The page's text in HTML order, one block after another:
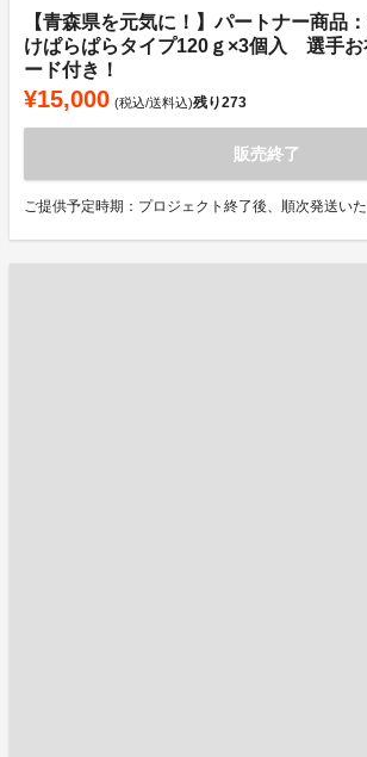
【青森県を元気に！】パートナー商品
けぱらぱらタイプ120ｇ×3個入 選手お
ード付き！
¥15,000 (税込/送料込)残り273
販売終了
ご提供予定時期：プロジェクト終了後、順次発送いた